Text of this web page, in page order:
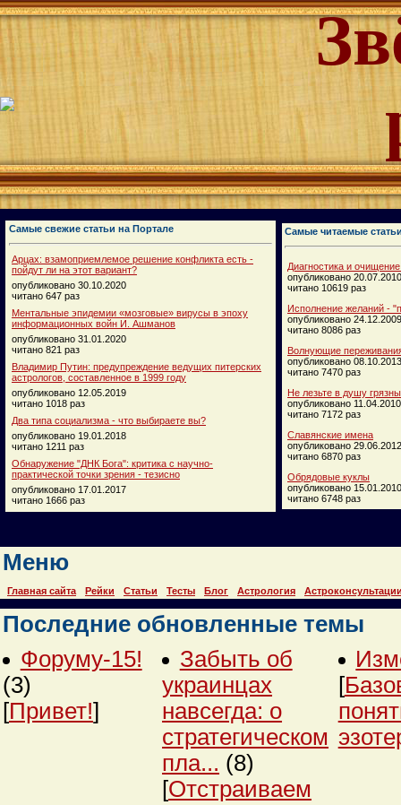
Самые свежие статьи на Портале
Арцах: взамоприемлемое решение конфликта есть -
пойдут ли на этот вариант?
опубликовано 30.10.2020
читано 647 раз
Ментальные эпидемии «мозговые» вирусы в эпоху
информационных войн И. Ашманов
опубликовано 31.01.2020
читано 821 раз
Владимир Путин: предупреждение ведущих питерских
астрологов, составленное в 1999 году
опубликовано 12.05.2019
читано 1018 раз
Два типа социализма - что выбираете вы?
опубликовано 19.01.2018
читано 1211 раз
Обнаружение "ДНК Бога": критика с научно-
практической точки зрения - тезисно
опубликовано 17.01.2017
читано 1666 раз
Самые читаемые
Диагностика и
опубликовано 20.07.2010
читано 10619 раз
Исполнение желаний -
опубликовано 24.12.2009
читано 8086 раз
Волнующие
опубликовано 08.10.2013
читано 7470 раз
Не лезьте в душу
опубликовано 11.04.2010
читано 7172 раз
Славянские имена
опубликовано 29.06.2012
читано 6870 раз
Обрядовые куклы
опубликовано 15.01.2010
читано 6748 раз
Меню
Главная сайта Рейки Статьи Тесты Блог Астрология
Последние обновленные темы
Форуму-15!
(3)
[Привет!]
Забыть об
украинцах
навсегда: о
стратегическом
пла... (8)
[Отстраиваем
[